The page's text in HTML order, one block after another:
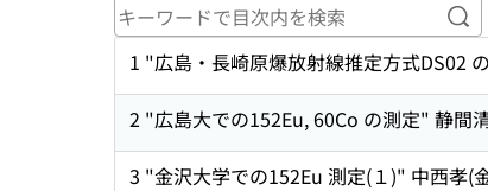
キ
1 "広島・長崎原爆放射線推定方式DS02
2 "広島大での152Eu, 60Co の測定" 静間
3 "金沢大学での152Eu 測定(１)" 中西孝(